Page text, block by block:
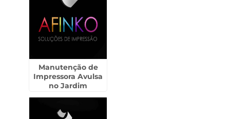
Manutenção de
Impressora Avulsa
no Jardim